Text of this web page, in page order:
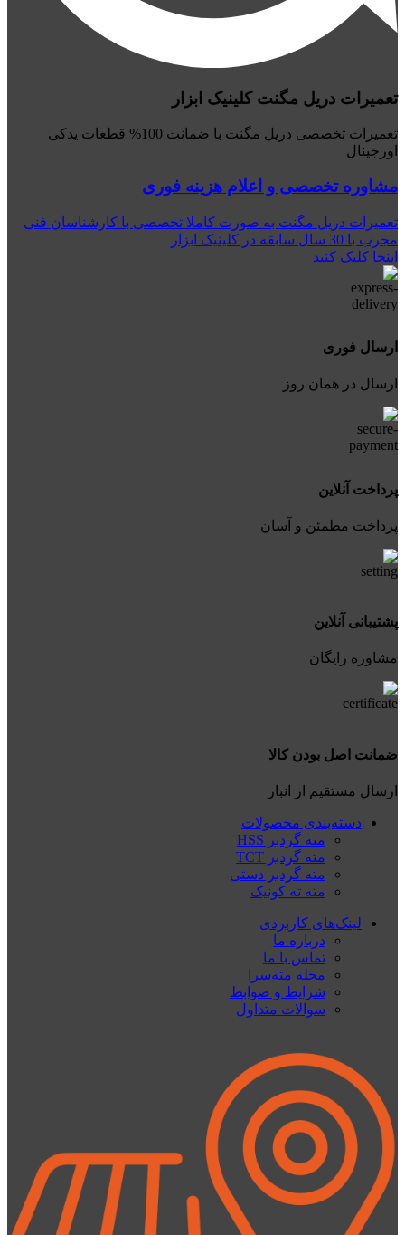
تعمیرات دریل مگنت کلینیک ابزار
تعمیرات تخصصی دریل مگنت با ضمانت 100% قطعات یدکی
اورجینال
مشاوره تخصصی و اعلام هزینه فوری
تعمیرات دریل مگنت به صورت کاملا تخصصی با کارشناسان فنی
مجرب با 30 سال سابقه در کلینیک ابزار
اینجا کلیک کنید
ارسال فوری
ارسال در همان روز
پرداخت آنلاین
پرداخت مطمئن و آسان
پشتیبانی آنلاین
مشاوره رایگان
ضمانت اصل بودن کالا
ارسال مستقیم از انبار
دسته‌بندی محصولات
مته گردبر HSS
مته گردبر TCT
مته گردبر دستی
مته ته کونیک
لینک‌های کاربردی
درباره ما
تماس با ما
مجله مته‌سرا
شرایط و ضوابط
سوالات متداول